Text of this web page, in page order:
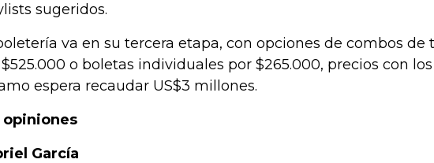
sugeridos.
va en su tercera etapa, con opciones de combos de
o boletas individuales por $265.000, precios con
espera recaudar US$3 millones.
opiniones
García